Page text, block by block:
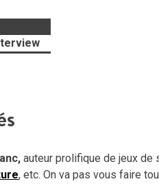
auteur prolifique de jeux de
, etc. On va pas vous faire